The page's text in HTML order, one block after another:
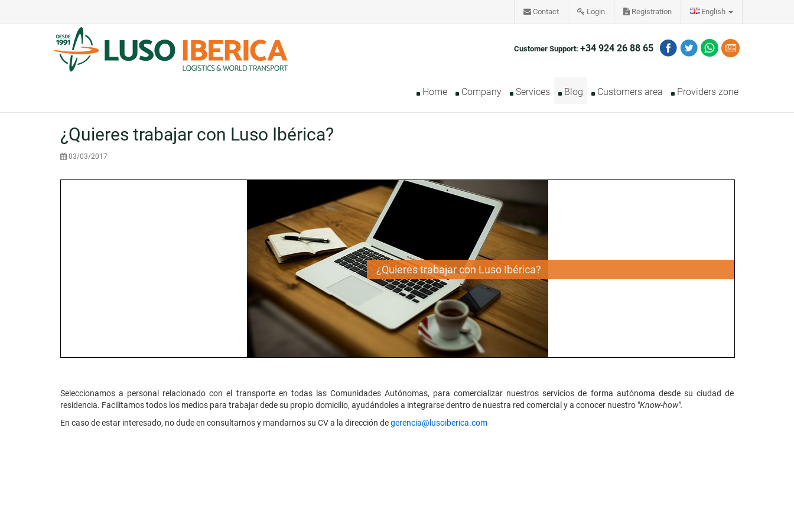
Contact Login Registration English
Customer Support: +34 924 26 88 65
Home Company Services Blog Customers area Providers zone
¿Quieres trabajar con Luso Ibérica?
03/03/2017
¿Quieres trabajar con Luso Ibérica?
Seleccionamos a personal relacionado con el transporte en todas las Comunidades Autónomas, para comercializar nuestros servicios de forma autónoma desde su ciudad de
residencia. Facilitamos todos los medios para trabajar dede su propio domicilio, ayudándoles a integrarse dentro de nuestra red comercial y a conocer nuestro "Know-how".
En caso de estar interesado, no dude en consultarnos y mandarnos su CV a la dirección degerencia@lusoiberica.com